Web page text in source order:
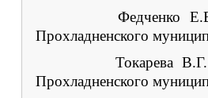
Федченко
Прохладненского
Токарева В.Г. -
Прохладненского